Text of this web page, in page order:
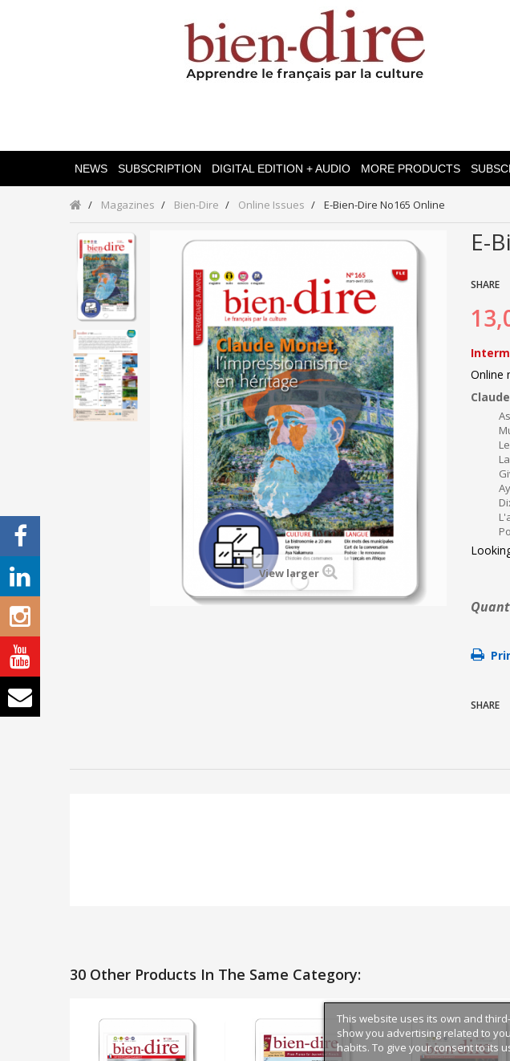
NEWS SUBSCRIPTION DIGITAL EDITION + AUDIO MORE PRODUCTS
Magazines Bien-Dire Online Issues E-Bien-Dire No165 Online
View larger
E-
SHARE
Online
SHARE
30 Other Products In The Same Category:
This website uses its own and
show you advertising related to
habits. To give your consent to its